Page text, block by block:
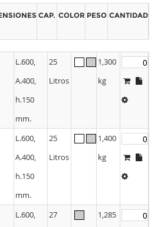
CAP. COLOR PESO CANTIDAD
L.600,
A.400,
h.150
mm.
25
Litros
1,300
kg
L.600,
A.400,
h.150
mm.
25
Litros
1,400
kg
L.600,
27
1,285